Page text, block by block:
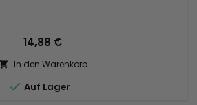
14,88 €
 In den Warenkorb
 Auf Lager